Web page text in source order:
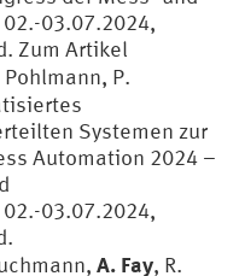
03.07.2024,
Zum Artikel
Pohlmann, P.
Systemen zur
Automation 2024 –
03.07.2024,
A. Fay, R.